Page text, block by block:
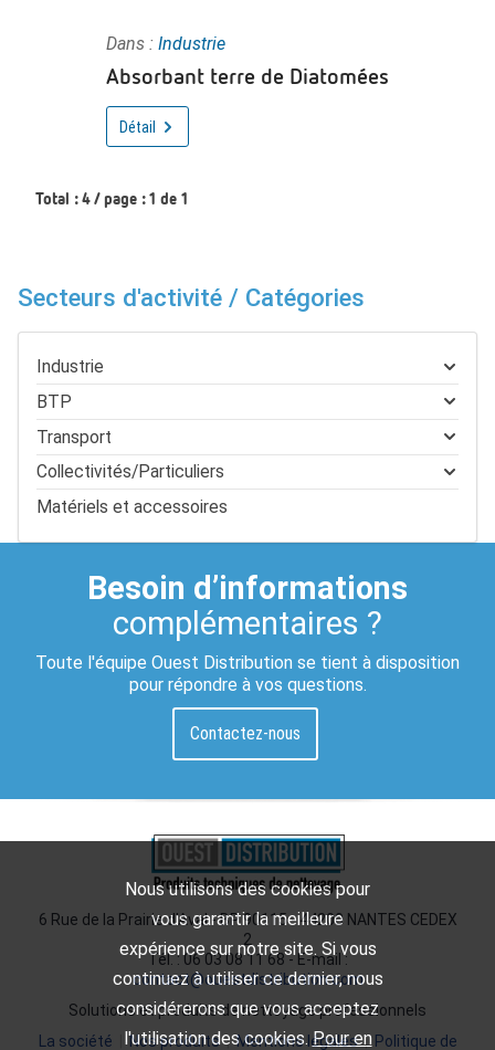
Dans : Industrie
Absorbant terre de Diatomées
Détail
Total : 4 / page : 1 de 1
Secteurs d'activité / Catégories
Industrie
BTP
Transport
Collectivités/Particuliers
Matériels et accessoires
Besoin d’informations
complémentaires ?
Toute l'équipe Ouest Distribution se tient à disposition
pour répondre à vos questions.
Contactez-nous
6 Rue de la Prairie d'Aval - BP 90115 - 44200 NANTES CEDEX
2
Tél. : 06 03 08 11 68 - E-mail :
contact@ouestdistribution.com
Solutions et produits de nettoyage professionnels
La société |Nos produits|Mentions légales| Politique de
Nous utilisons des cookies pour
vous garantir la meilleure
expérience sur notre site. Si vous
continuez à utiliser ce dernier, nous
considérerons que vous acceptez
l'utilisation des cookies.Pour en